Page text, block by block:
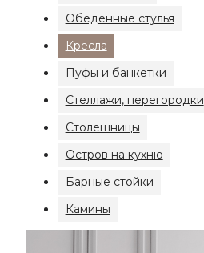
Обеденные стулья
Кресла
Пуфы и банкетки
Стеллажи, перегородки
Столешницы
Остров на кухню
Барные стойки
Камины